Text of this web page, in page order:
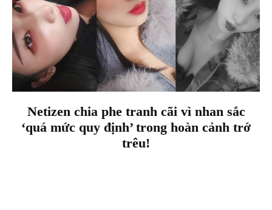
Netizen chia phe tranh cãi vì nhan sắc
‘quá mức quy định’ trong hoàn cảnh trớ
trêu!